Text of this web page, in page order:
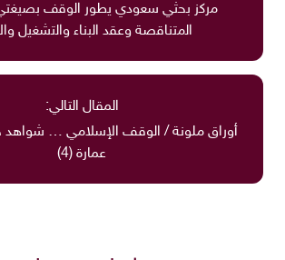
ﻣرﻛز ﺑﺣﺛﻲ ﺳﻌودي ﯾطور اﻟوﻗف
اﻟﻣﺗﻧﺎﻗﺻﺔ وﻋﻘد اﻟﺑﻧﺎء واﻟﺗﺷﻐﯾل
المقال التالي:
أوراق ملونة / الوقف الإسلامي … شواهد
عمارة (4)